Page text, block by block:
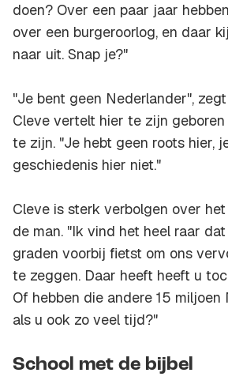
doen? Over een paar jaar
over een burgeroorlog, en daar
naar uit. Snap je?"
"Je bent geen Nederlander",
Cleve vertelt hier te zijn
te zijn. "Je hebt geen roots hier,
geschiedenis hier niet."
Cleve is sterk verbolgen over
de man. "Ik vind het heel raar
graden voorbij fietst om ons
te zeggen. Daar heeft heeft u
Of hebben die andere 15 miljoen
als u ook zo veel tijd?"
School met de bijbel